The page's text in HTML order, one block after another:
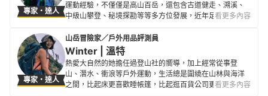
專家・達人
運動經驗，不僅僅是高山百岳，還包含古道健走、溯溪、
中級山攀登、秘境探勘等等多方位發展，近年足跡遍及世
爾的聖母峰基地營！ 從一個熱愛登山運動的愛好者進而成
立戶外活動公司，全心全意投入這個領域。也由於過去多
年的登山經驗，對國內山徑步道系統十分熟悉，因此對山
徑越野路線具有相當的規劃能力，連續三年擔任「虎豹雙
棲越野挑戰賽」的賽道總監，也持續推廣山徑越野跑，並
出版「開始越野跑」一書。
看更多內容
專家・達人
山岳冒險家／戶外用品評測員
Winter | 溫特
熱愛大自然的她擔任過登山社的嚮導，加上經常從事登
山、潛水、衝浪等戶外運動，生活總是圍繞在山林與海洋
之間，比起床更喜歡睡帳篷，比起逛百貨公司更喜歡漫步
看更多內容